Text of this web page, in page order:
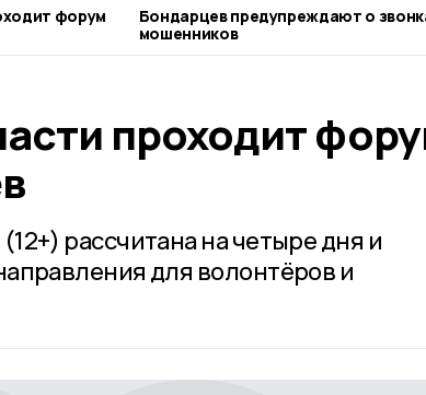
форум
Бондарцев предупреждают о звонках
мошенников
проходит
рассчитана на четыре дня и
для волонтёров и